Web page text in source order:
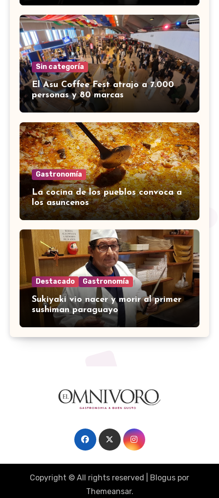
Sin categoría
El Asu Coffee Fest atrajo a 7.000
personas y 80 marcas
Gastronomía
La cocina de los pueblos convoca a
los asuncenos
Destacado Gastronomía
Sukiyaki vio nacer y morir al primer
sushiman paraguayo
Copyright © All rights reserved Blogus por
Themeansar.